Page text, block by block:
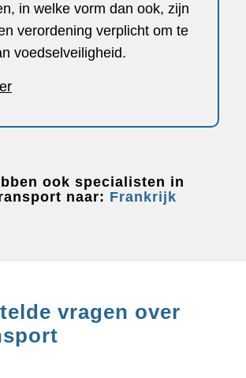
in welke vorm dan ook, zijn
verordening verplicht om te
voedselveiligheid.
ook specialisten in
naar: Frankrijk
vragen over